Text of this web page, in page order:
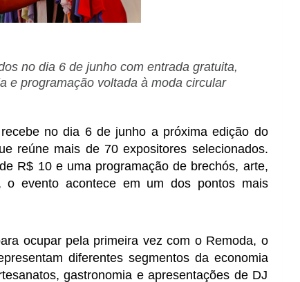
no dia 6 de junho com entrada gratuita,
e programação voltada à moda circular
no dia 6 de junho a próxima edição do
reúne mais de 70 expositores selecionados.
R$ 10 e uma programação de brechós, arte,
o evento acontece em um dos pontos mais
ocupar pela primeira vez com o Remoda, o
diferentes segmentos da economia
gastronomia e apresentações de DJ